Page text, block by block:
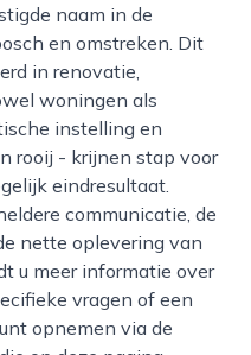
en omstreken. Dit
in renovatie,
woningen als
instelling en
rooij - krijnen stap voor
eindresultaat.
communicatie, de
nette oplevering van
u meer informatie over
vragen of een
opnemen via de